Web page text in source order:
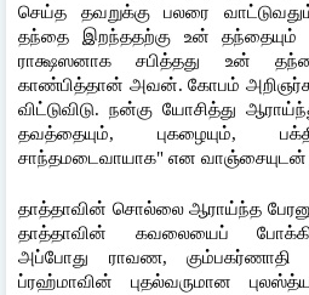
செய்த தவறுக்கு பலரை
தந்தை இறந்ததற்கு உன்
ராக்ஷஸனாக சபித்தது உன்
காண்பித்தான் அவன். கோபம்
விட்டுவிடு. நன்கு யோசித்து
தவத்தையும், புகழையும்,
சாந்தமடைவாயாக" என வாஞ்சையுடன்
தாத்தாவின் சொல்லை ஆராய்ந்த
தாத்தாவின் கவலையைப் போக்கி,
அப்போது ராவண, கும்பகர்ணாதி
ப்ரஹ்மாவின் புதல்வருமான